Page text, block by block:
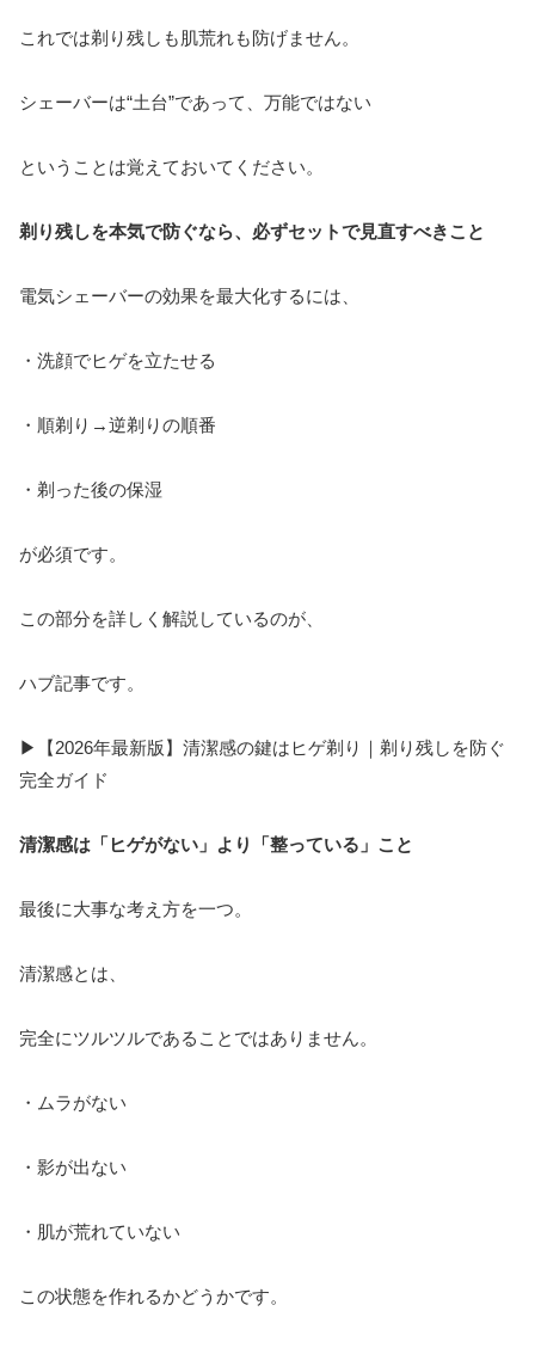
これでは剃り残しも肌荒れも防げません。
シェーバーは“土台”であって、万能ではない
ということは覚えておいてください。
剃り残しを本気で防ぐなら、必ずセットで見直すべきこと
電気シェーバーの効果を最大化するには、
・洗顔でヒゲを立たせる
・順剃り→逆剃りの順番
・剃った後の保湿
が必須です。
この部分を詳しく解説しているのが、
ハブ記事です。
▶【2026年最新版】清潔感の鍵はヒゲ剃り｜剃り残しを防ぐ
完全ガイド
清潔感は「ヒゲがない」より「整っている」こと
最後に大事な考え方を一つ。
清潔感とは、
完全にツルツルであることではありません。
・ムラがない
・影が出ない
・肌が荒れていない
この状態を作れるかどうかです。